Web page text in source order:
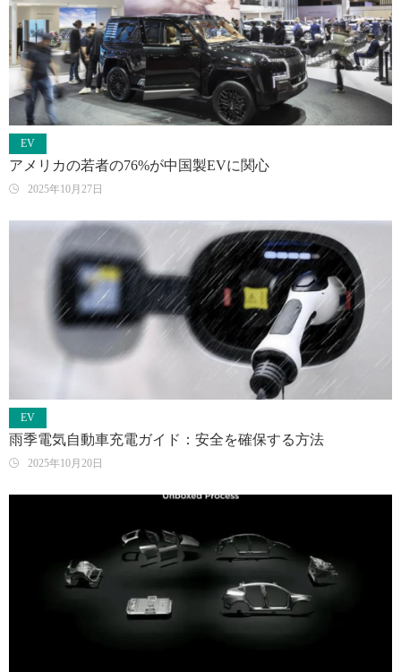
EV
アメリカの若者の76%が中国製EVに関心
2025年10月27日
EV
雨季電気自動車充電ガイド：安全を確保する方法
2025年10月20日